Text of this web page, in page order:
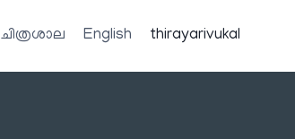
ചിത്രശാല English thirayarivukal